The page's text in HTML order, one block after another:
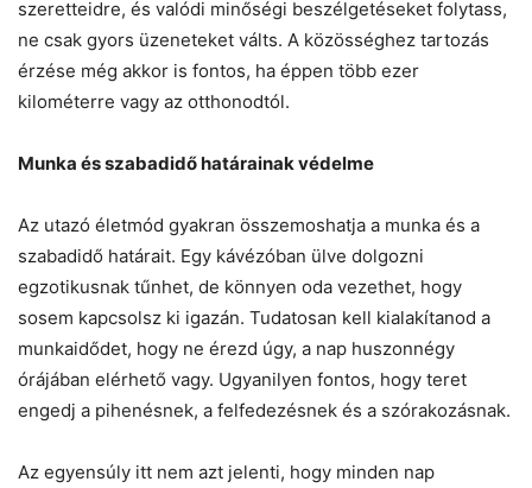
szeretteidre, és valódi minőségi beszélgetéseket folytass,
ne csak gyors üzeneteket válts. A közösséghez tartozás
érzése még akkor is fontos, ha éppen több ezer
kilométerre vagy az otthonodtól.
Munka és szabadidő határainak védelme
Az utazó életmód gyakran összemoshatja a munka és a
szabadidő határait. Egy kávézóban ülve dolgozni
egzotikusnak tűnhet, de könnyen oda vezethet, hogy
sosem kapcsolsz ki igazán. Tudatosan kell kialakítanod a
munkaidődet, hogy ne érezd úgy, a nap huszonnégy
órájában elérhető vagy. Ugyanilyen fontos, hogy teret
engedj a pihenésnek, a felfedezésnek és a szórakozásnak.
Az egyensúly itt nem azt jelenti, hogy minden nap